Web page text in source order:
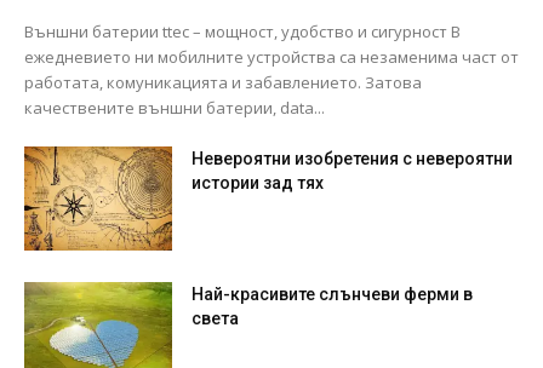
Външни батерии ttec – мощност, удобство и сигурност В
ежедневието ни мобилните устройства са незаменима част от
работата, комуникацията и забавлението. Затова
качествените външни батерии, data...
Невероятни изобретения с невероятни
истории зад тях
Най-красивите слънчеви ферми в
света